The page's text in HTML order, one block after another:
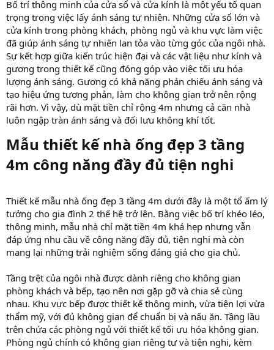
Bố trí thông minh của cửa sổ và cửa kính là một yếu tố quan
trọng trong việc lấy ánh sáng tự nhiên. Những cửa sổ lớn và
cửa kính trong phòng khách, phòng ngủ và khu vực làm việc
đã giúp ánh sáng tự nhiên lan tỏa vào từng góc của ngôi nhà.
Sự kết hợp giữa kiến trúc hiện đại và các vật liệu như kính và
gương trong thiết kế cũng đóng góp vào việc tối ưu hóa
lượng ánh sáng. Gương có khả năng phản chiếu ánh sáng và
tạo hiệu ứng tương phản, làm cho không gian trở nên rộng
rãi hơn. Vì vậy, dù mặt tiền chỉ rộng 4m nhưng cả căn nhà
luôn ngập tràn ánh sáng và đối lưu không khí tốt.
Mẫu thiết kế nhà ống đẹp 3 tầng
4m công năng đầy đủ tiện nghi​
Thiết kế mẫu nhà ống đẹp 3 tầng 4m dưới đây là một tổ ấm lý
tưởng cho gia đình 2 thế hệ trở lên. Bằng việc bố trí khéo léo,
thông minh, mẫu nhà chỉ mặt tiền 4m khá hẹp nhưng vẫn
đáp ứng nhu cầu về công năng đầy đủ, tiện nghi mà còn
mang lại những trải nghiệm sống đáng giá cho gia chủ.
Tầng trệt của ngôi nhà được dành riêng cho không gian
phòng khách và bếp, tạo nên nơi gặp gỡ và chia sẻ cùng
nhau. Khu vực bếp được thiết kế thông minh, vừa tiện lợi vừa
thẩm mỹ, với đủ không gian để chuẩn bị và nấu ăn. Tầng lầu
trên chứa các phòng ngủ với thiết kế tối ưu hóa không gian.
Phòng ngủ chính có không gian riêng tư và tiện nghi, kèm